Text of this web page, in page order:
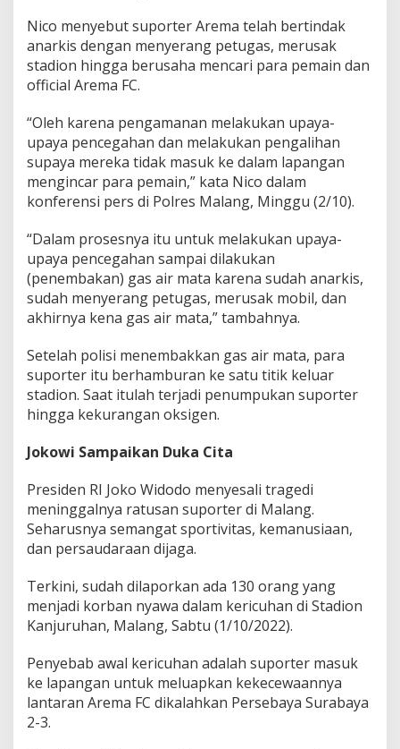
Nico menyebut suporter Arema telah bertindak
anarkis dengan menyerang petugas, merusak
stadion hingga berusaha mencari para pemain dan
official Arema FC.
“Oleh karena pengamanan melakukan upaya-
upaya pencegahan dan melakukan pengalihan
supaya mereka tidak masuk ke dalam lapangan
mengincar para pemain,” kata Nico dalam
konferensi pers di Polres Malang, Minggu (2/10).
“Dalam prosesnya itu untuk melakukan upaya-
upaya pencegahan sampai dilakukan
(penembakan) gas air mata karena sudah anarkis,
sudah menyerang petugas, merusak mobil, dan
akhirnya kena gas air mata,” tambahnya.
Setelah polisi menembakkan gas air mata, para
suporter itu berhamburan ke satu titik keluar
stadion. Saat itulah terjadi penumpukan suporter
hingga kekurangan oksigen.
Jokowi Sampaikan Duka Cita
Presiden RI Joko Widodo menyesali tragedi
meninggalnya ratusan suporter di Malang.
Seharusnya semangat sportivitas, kemanusiaan,
dan persaudaraan dijaga.
Terkini, sudah dilaporkan ada 130 orang yang
menjadi korban nyawa dalam kericuhan di Stadion
Kanjuruhan, Malang, Sabtu (1/10/2022).
Penyebab awal kericuhan adalah suporter masuk
ke lapangan untuk meluapkan kekecewaannya
lantaran Arema FC dikalahkan Persebaya Surabaya
2-3.